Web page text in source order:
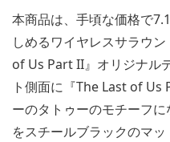
本商品は、手頃な価格で
しめるワイヤレスサラウ
of Us Part II』オリジナル
ト側面に『The Last of Us
ーのタトゥーのモチーフ
をスチールブラックのマ